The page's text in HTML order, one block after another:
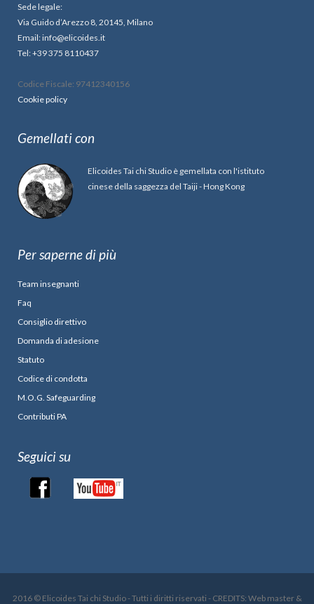
Sede legale:
Via Guido d’Arezzo 8, 20145, Milano
Email: info@elicoides.it
Tel: +39 375 8110437
Codice Fiscale: 97412340156
Cookie policy
Gemellati con
Elicoides Tai chi Studio è gemellata con l'istituto
cinese della saggezza del Taiji - Hong Kong
Per saperne di più
Team insegnanti
Faq
Consiglio direttivo
Domanda di adesione
Statuto
Codice di condotta
M.O.G. Safeguarding
Contributi PA
Seguici su
2016 © Elicoides Tai chi Studio - Tutti i diritti riservati - CREDITS: Web master &